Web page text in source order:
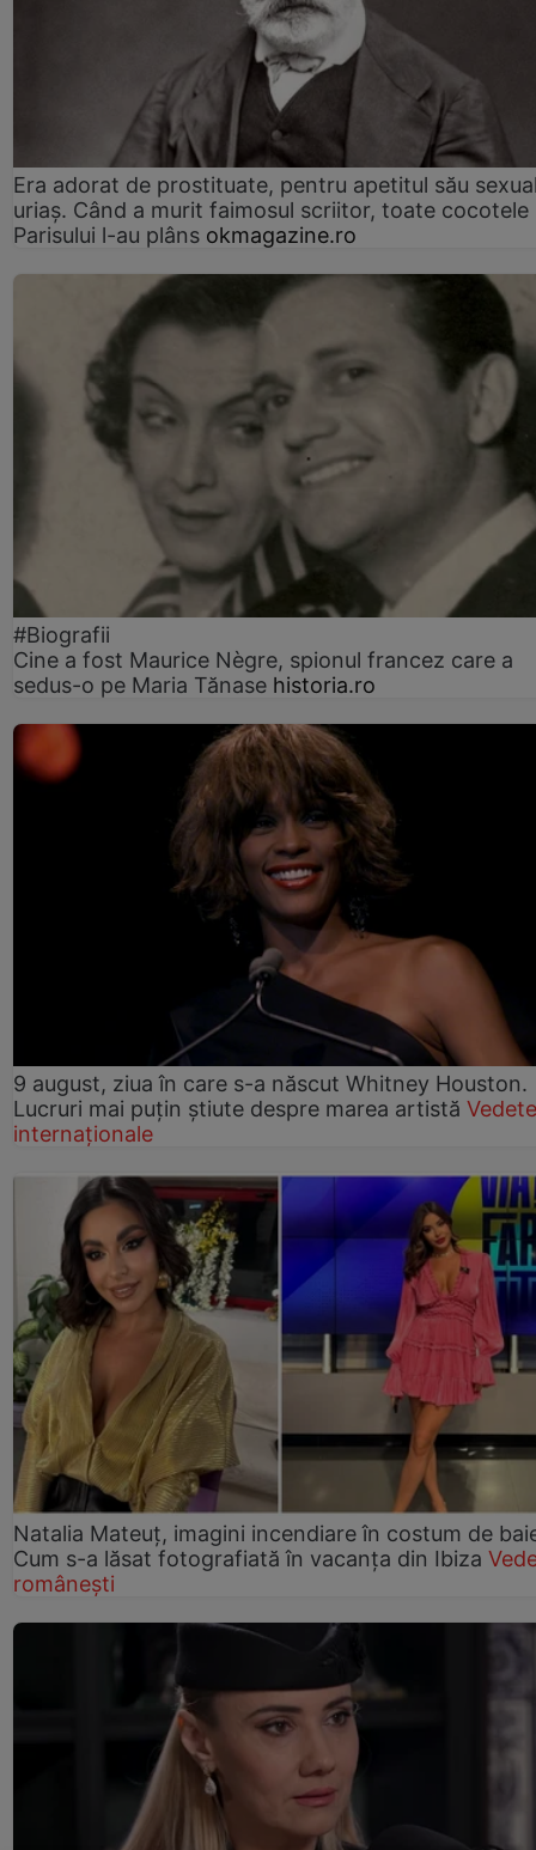
Era adorat de prostituate, pentru apetitul său
uriaș. Când a murit faimosul scriitor, toate cocotele
Parisului l-au plâns okmagazine.ro
#Biografii
Cine a fost Maurice Nègre, spionul francez care a
sedus-o pe Maria Tănase historia.ro
9 august, ziua în care s-a născut Whitney Houston.
Lucruri mai puțin știute despre marea artistă Vedete
internaționale
Natalia Mateuț, imagini incendiare în costum de
Cum s-a lăsat fotografiată în vacanța din Ibiza
românești